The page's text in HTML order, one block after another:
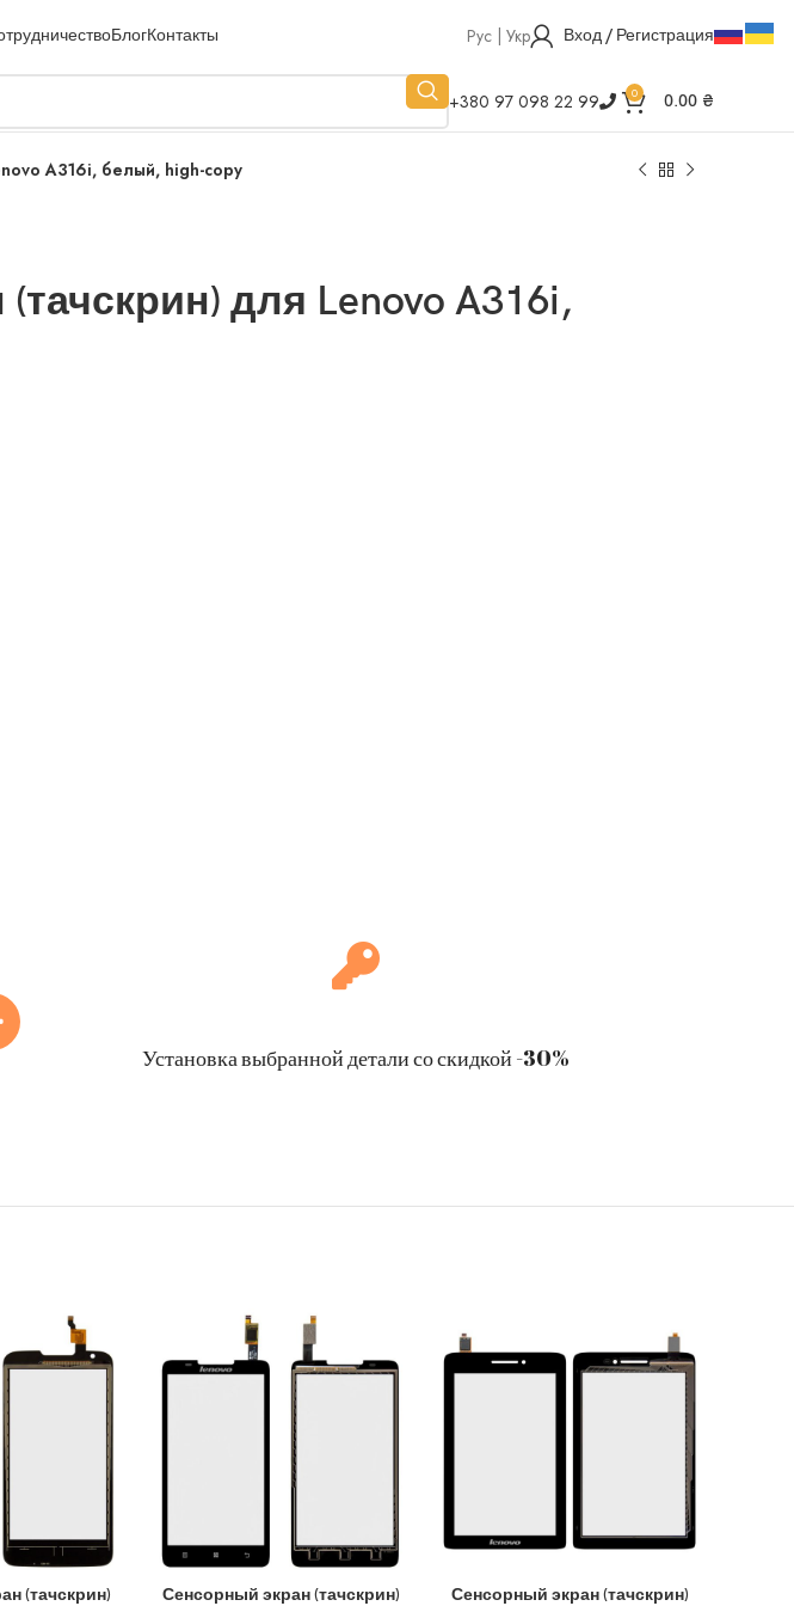
БлогКонтакты Рус | Укр Вход / Регистрация
+380 97 098 22 99 0 0.00 ₴
A316i, белый, high-copy
для Lenovo A316i,
Установка выбранной детали со скидкой -30%
(тачскрин)
Сенсорный экран (тачскрин)
Сенсорный экран (тачскрин)